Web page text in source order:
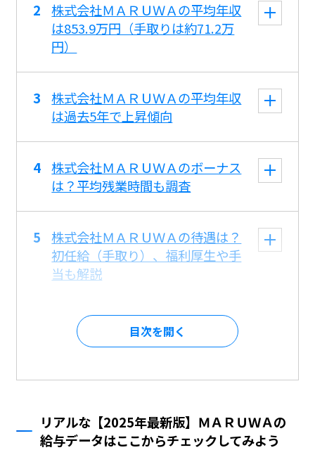
株式会社ＭＡＲＵＷＡの平均年収
は853.9万円（手取りは約71.2万
円）
株式会社ＭＡＲＵＷＡの平均年収
は過去5年で上昇傾向
株式会社ＭＡＲＵＷＡのボーナス
は？平均残業時間も調査
株式会社ＭＡＲＵＷＡの待遇は？
初任給（手取り）、福利厚生や手
当も解説
目次を
リアルな【2025年最新版】ＭＡＲＵＷＡの
給与データはここからチェックしてみよう